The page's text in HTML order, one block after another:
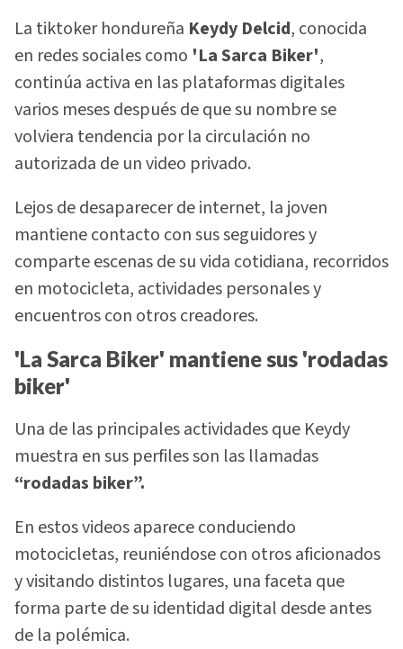
La tiktoker hondureña Keydy Delcid, conocida
en redes sociales como 'La Sarca Biker',
continúa activa en las plataformas digitales
varios meses después de que su nombre se
volviera tendencia por la circulación no
autorizada de un video privado.
Lejos de desaparecer de internet, la joven
mantiene contacto con sus seguidores y
comparte escenas de su vida cotidiana, recorridos
en motocicleta, actividades personales y
encuentros con otros creadores.
'La Sarca Biker' mantiene sus 'rodadas
biker'
Una de las principales actividades que Keydy
muestra en sus perfiles son las llamadas
“rodadas biker”.
En estos videos aparece conduciendo
motocicletas, reuniéndose con otros aficionados
y visitando distintos lugares, una faceta que
forma parte de su identidad digital desde antes
de la polémica.